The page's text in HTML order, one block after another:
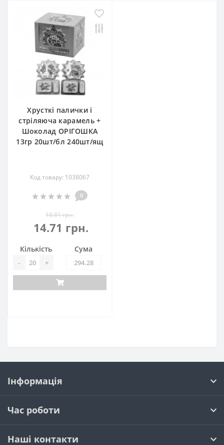
Хрусткі палички і
стріляюча карамель +
Шоколад ОРІГОШКА
13гр 20шт/бл 240шт/ящ
Код товару: 1038067
0
18.81 грн.
14.71 грн.
Кількість
- +
Сума
Інформація
Час роботи
Наші контакти